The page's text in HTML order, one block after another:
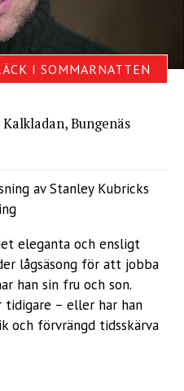
Kalkladan, Bungenäs
I SOMMARNATTEN
av Stanley Kubricks
eleganta och ensligt
lågsäsong för att jobba
han sin fru och son.
tidigare – eller har han
och förvrängd tidsskärva